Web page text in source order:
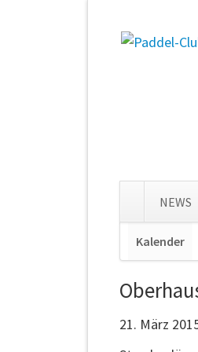
NEWS
Kalender
21. März